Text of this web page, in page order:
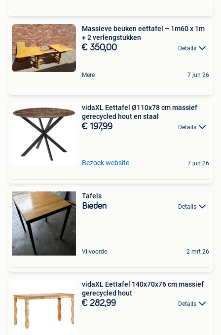
Massieve beuken eettafel – 1m60 x 1m
+ 2 verlengstukken
€ 350,00 Details
Mere 7 jun 26
vidaXL Eettafel Ø110x78 cm massief
gerecycled hout en staal
€ 197,99 Details
Bezoek website 7 jun 26
Tafels
Bieden Details
Vilvoorde 2 mrt 26
vidaXL Eettafel 140x70x76 cm massief
gerecycled hout
€ 282,99 Details